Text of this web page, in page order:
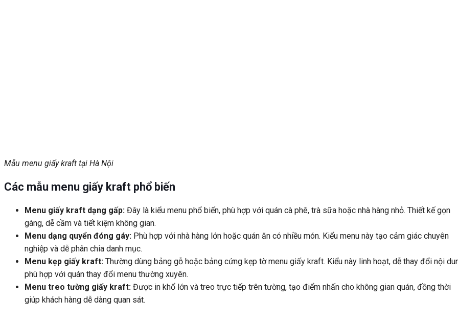
Mẫu menu giấy kraft tại Hà Nội
Các mẫu menu giấy kraft phổ biến
Menu giấy kraft dạng gấp: Đây là kiểu menu phổ biến, phù hợp với quán cà phê, trà sữa hoặc nhà hàng nhỏ. Thiết kế gọn
gàng, dễ cầm và tiết kiệm không gian.
Menu dạng quyển đóng gáy: Phù hợp với nhà hàng lớn hoặc quán ăn có nhiều món. Kiểu menu này tạo cảm giác chuyên
nghiệp và dễ phân chia danh mục.
Menu kẹp giấy kraft: Thường dùng bảng gỗ hoặc bảng cứng kẹp tờ menu giấy kraft. Kiểu này linh hoạt, dễ thay đổi nội
phù hợp với quán thay đổi menu thường xuyên.
Menu treo tường giấy kraft: Được in khổ lớn và treo trực tiếp trên tường, tạo điểm nhấn cho không gian quán, đồng thời
giúp khách hàng dễ dàng quan sát.